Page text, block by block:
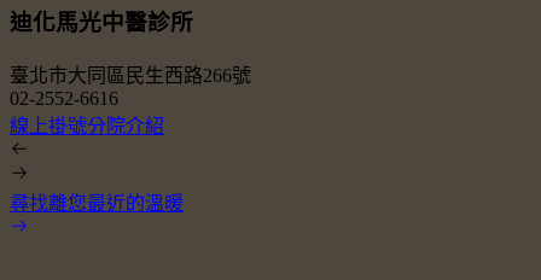
迪化馬光中醫診所
臺北市大同區民生西路266號
02-2552-6616
線上掛號分院介紹
尋找離您最近的溫暖